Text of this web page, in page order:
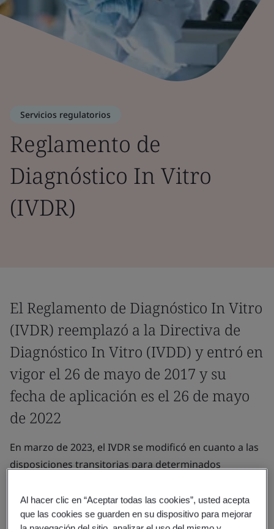
Servicios regulatorios
Reglamento de
Diagnóstico In Vitro
(IVDR)
El Reglamento de Diagnóstico In Vitro
(IVDR) reemplazó a la Directiva de
Diagnóstico In Vitro (IVDD) y entró en
vigor el 26 de mayo de 2017 y su
fecha de aplicación es el 26 de mayo
de 2022
En marzo de 2023, el IVDR se modificó en cuanto a las
disposiciones transitorias para determinados
artículo 110(4) con la eliminación del plazo de
liquidación para evitar la eliminación innecesaria de
Al hacer clic en “Aceptar todas las cookies”, usted acepta
que las cookies se guarden en su dispositivo para mejorar